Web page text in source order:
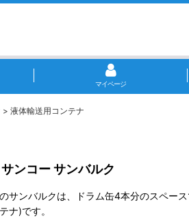
マイページ
> 液体輸送用コンテナ
ンコー サンバルク
サンバルクは、ドラム缶4本分のスペー
ナ)です。